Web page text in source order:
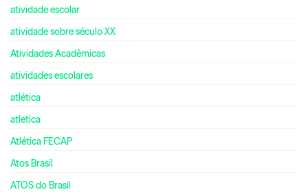
atividade escolar
atividade sobre século XX
Atividades Acadêmicas
atividades escolares
atlética
atletica
Atlética FECAP
Atos Brasil
ATOS do Brasil